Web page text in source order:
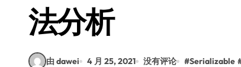
法分析
由 dawei 4 月 25, 2021 没有评论 #Serializable